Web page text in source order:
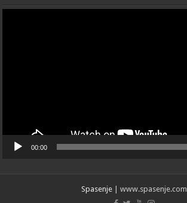
00:00
Spasenje| www.spasenje.com